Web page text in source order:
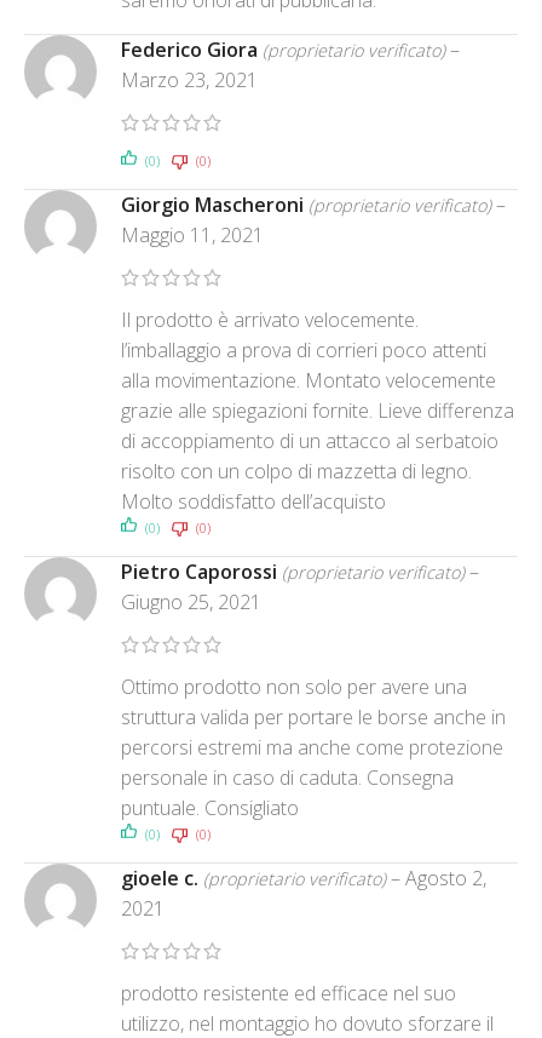
Federico Giora (proprietario verificato) –
Marzo 23, 2021
(0) (0)
Giorgio Mascheroni (proprietario verificato) –
Maggio 11, 2021
Il prodotto è arrivato velocemente.
l’imballaggio a prova di corrieri poco attenti
alla movimentazione. Montato velocemente
grazie alle spiegazioni fornite. Lieve differenza
di accoppiamento di un attacco al serbatoio
risolto con un colpo di mazzetta di legno.
Molto soddisfatto dell’acquisto
(0) (0)
Pietro Caporossi (proprietario verificato) –
Giugno 25, 2021
Ottimo prodotto non solo per avere una
struttura valida per portare le borse anche in
percorsi estremi ma anche come protezione
personale in caso di caduta. Consegna
puntuale. Consigliato
(0) (0)
gioele c. (proprietario verificato) –Agosto 2,
2021
prodotto resistente ed efficace nel suo
utilizzo, nel montaggio ho dovuto sforzare il